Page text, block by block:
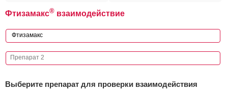
Фтизамакс® взаимодействие
Выберите препарат для проверки взаимодействия